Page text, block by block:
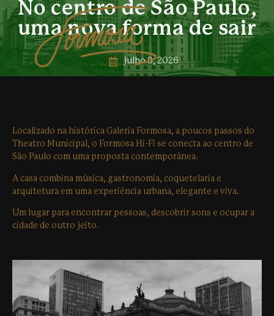
No centro de São Paulo,
uma nova forma de sair
julho 8, 2026
Localizado na histórica Galeria Formosa, a poucos passos do
Theatro Municipal, o Formosa Hi-Fi se conecta ao centro de
São Paulo com uma proposta contemporânea.
A casa combina música, gastronomia, coquetelaria e
arquitetura em uma experiência urbana, elegante e viva.
Um lugar para encontrar pessoas, descobrir sons e ocupar a
cidade de outro jeito.